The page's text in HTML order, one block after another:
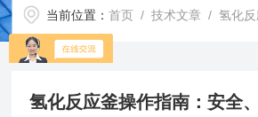
当前位置：首页 /技术文章 / 氢化反应釜
氢化反应釜操作指南：安全